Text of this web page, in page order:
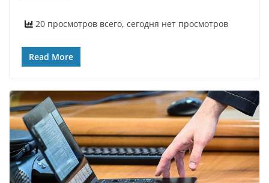
20 просмотров всего, сегодня нет просмотров
Read More